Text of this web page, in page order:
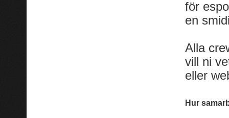
för
en
Alla
vill ni
eller
Hur